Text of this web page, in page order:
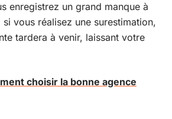
enregistrez un grand manque à
si vous réalisez une surestimation,
tardera à venir, laissant votre
choisir la bonne agence